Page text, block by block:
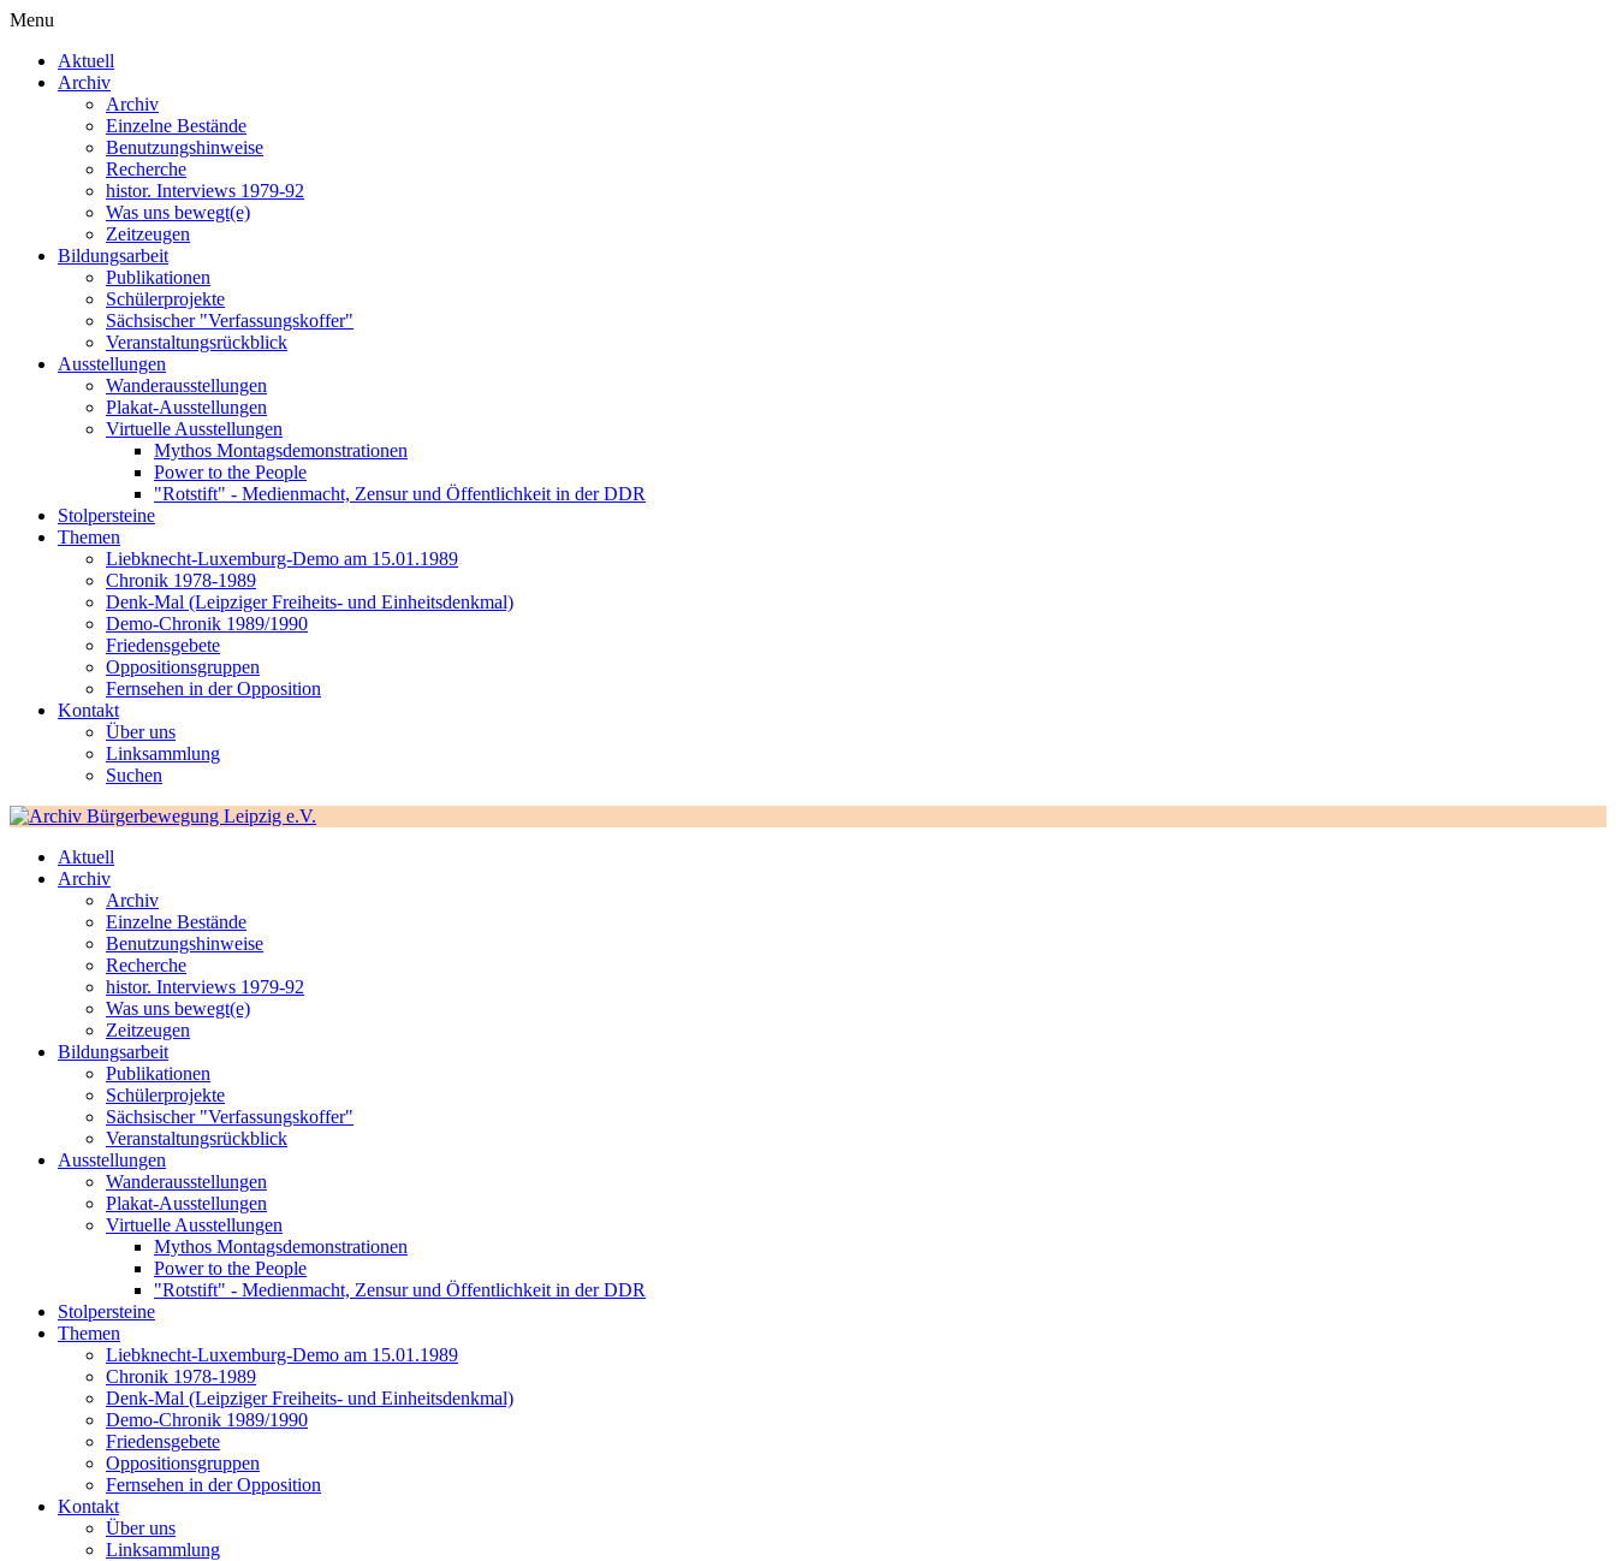
Menu
Aktuell
Archiv
Archiv
Einzelne Bestände
Benutzungshinweise
Recherche
histor. Interviews 1979-92
Was uns bewegt(e)
Zeitzeugen
Bildungsarbeit
Publikationen
Schülerprojekte
Sächsischer "Verfassungskoffer"
Veranstaltungsrückblick
Ausstellungen
Wanderausstellungen
Plakat-Ausstellungen
Virtuelle Ausstellungen
Mythos Montagsdemonstrationen
Power to the People
"Rotstift" - Medienmacht, Zensur und Öffentlichkeit in der DDR
Stolpersteine
Themen
Liebknecht-Luxemburg-Demo am 15.01.1989
Chronik 1978-1989
Denk-Mal (Leipziger Freiheits- und Einheitsdenkmal)
Demo-Chronik 1989/1990
Friedensgebete
Oppositionsgruppen
Fernsehen in der Opposition
Kontakt
Über uns
Linksammlung
Suchen
Aktuell
Archiv
Archiv
Einzelne Bestände
Benutzungshinweise
Recherche
histor. Interviews 1979-92
Was uns bewegt(e)
Zeitzeugen
Bildungsarbeit
Publikationen
Schülerprojekte
Sächsischer "Verfassungskoffer"
Veranstaltungsrückblick
Ausstellungen
Wanderausstellungen
Plakat-Ausstellungen
Virtuelle Ausstellungen
Mythos Montagsdemonstrationen
Power to the People
"Rotstift" - Medienmacht, Zensur und Öffentlichkeit in der DDR
Stolpersteine
Themen
Liebknecht-Luxemburg-Demo am 15.01.1989
Chronik 1978-1989
Denk-Mal (Leipziger Freiheits- und Einheitsdenkmal)
Demo-Chronik 1989/1990
Friedensgebete
Oppositionsgruppen
Fernsehen in der Opposition
Kontakt
Über uns
Linksammlung